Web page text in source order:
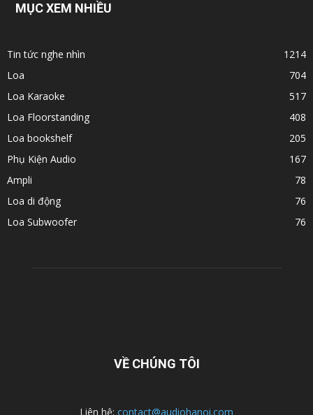
MỤC XEM NHIỀU
Tin tức nghe nhìn
1214
Loa
704
Loa Karaoke
517
Loa Floorstanding
408
Loa bookshelf
205
Phụ Kiện Audio
167
Ampli
78
Loa di động
76
Loa Subwoofer
76
VỀ CHÚNG TÔI
Liên hệ: contact@audiohanoi.com